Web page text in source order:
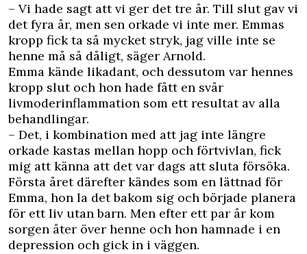
– Vi hade sagt att vi ger det tre år. Till slut gav vi
det fyra år, men sen orkade vi inte mer. Emmas
kropp fick ta så mycket stryk, jag ville inte se
henne må så dåligt, säger Arnold.
Emma kände likadant, och dessutom var hennes
kropp slut och hon hade fått en svår
livmoderinflammation som ett resultat av alla
behandlingar.
– Det, i kombination med att jag inte längre
orkade kastas mellan hopp och förtvivlan, fick
mig att känna att det var dags att sluta försöka.
Första året därefter kändes som en lättnad för
Emma, hon la det bakom sig och började planera
för ett liv utan barn. Men efter ett par år kom
sorgen åter över henne och hon hamnade i en
depression och gick in i väggen.